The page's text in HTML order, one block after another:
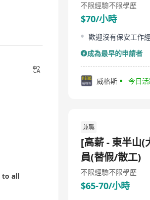
to all
不限經驗不限學歷
$70/小時
歡迎沒有保安工作
成為最早的申請者
威格斯 今日
兼職
[高薪 - 東半山(
員(替假/散工)
不限經驗不限學歷
$65-70/小時